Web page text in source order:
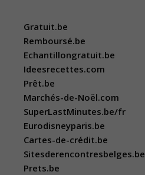
Gratuit.be
Remboursé.be
Echantillongratuit.be
Ideesrecettes.com
Prêt.be
Marchés-de-Noël.com
SuperLastMinutes.be/fr
Eurodisneyparis.be
Cartes-de-crédit.be
Sitesderencontresbelges.be
Prets.be